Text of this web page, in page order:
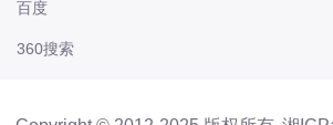
百度
360搜索